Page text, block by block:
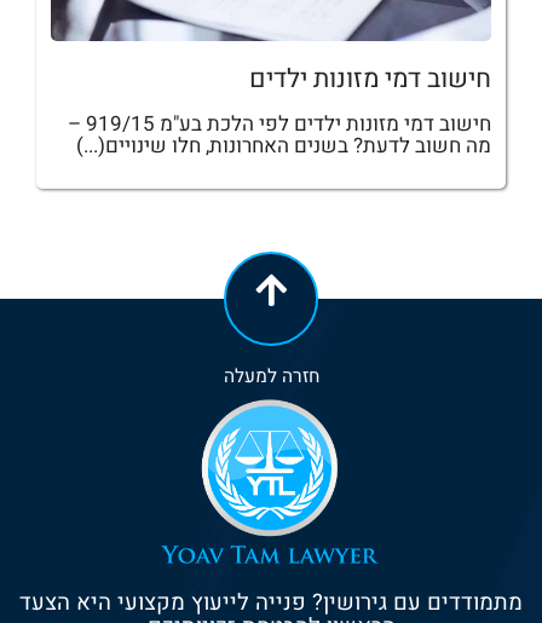
חישוב דמי מזונות ילדים
חישוב דמי מזונות ילדים לפי הלכת בע"מ 919/15 –
מה חשוב לדעת? בשנים האחרונות, חלו שינויים(...)
חזרה למעלה
מתמודדים עם גירושין? פנייה לייעוץ מקצועי היא הצעד